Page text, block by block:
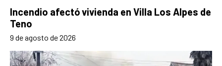
Incendio afectó vivienda en Villa Los Alpes de
Teno
9 de agosto de 2026